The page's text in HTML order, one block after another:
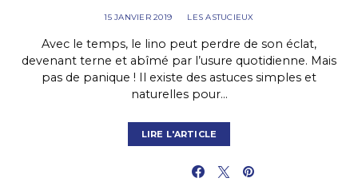
15 JANVIER 2019 LES ASTUCIEUX
Avec le temps, le lino peut perdre de son éclat,
devenant terne et abîmé par l’usure quotidienne. Mais
pas de panique ! Il existe des astuces simples et
naturelles pour…
LIRE L'ARTICLE